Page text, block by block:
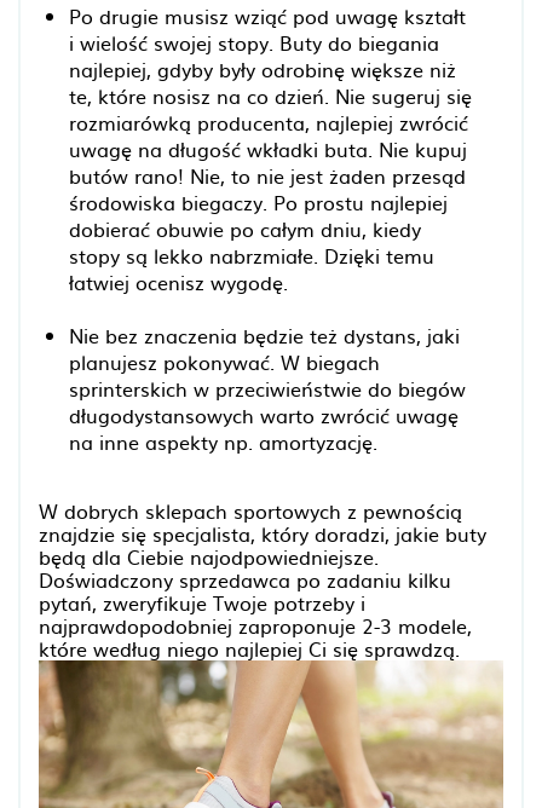
Po drugie musisz wziąć pod uwagę kształt
i wielość swojej stopy. Buty do biegania
najlepiej, gdyby były odrobinę większe niż
te, które nosisz na co dzień. Nie sugeruj się
rozmiarówką producenta, najlepiej zwrócić
uwagę na długość wkładki buta. Nie kupuj
butów rano! Nie, to nie jest żaden przesąd
środowiska biegaczy. Po prostu najlepiej
dobierać obuwie po całym dniu, kiedy
stopy są lekko nabrzmiałe. Dzięki temu
łatwiej ocenisz wygodę.
Nie bez znaczenia będzie też dystans, jaki
planujesz pokonywać. W biegach
sprinterskich w przeciwieństwie do biegów
długodystansowych warto zwrócić uwagę
na inne aspekty np. amortyzację.
W dobrych sklepach sportowych z pewnością
znajdzie się specjalista, który doradzi, jakie buty
będą dla Ciebie najodpowiedniejsze.
Doświadczony sprzedawca po zadaniu kilku
pytań, zweryfikuje Twoje potrzeby i
najprawdopodobniej zaproponuje 2-3 modele,
które według niego najlepiej Ci się sprawdzą.